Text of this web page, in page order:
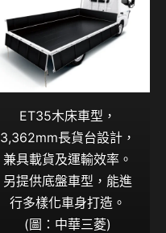
ET35木床車型，
3,362mm長貨台設計，
兼具載貨及運輸效率。
另提供底盤車型，能進
行多樣化車身打造。
(圖：中華三菱)